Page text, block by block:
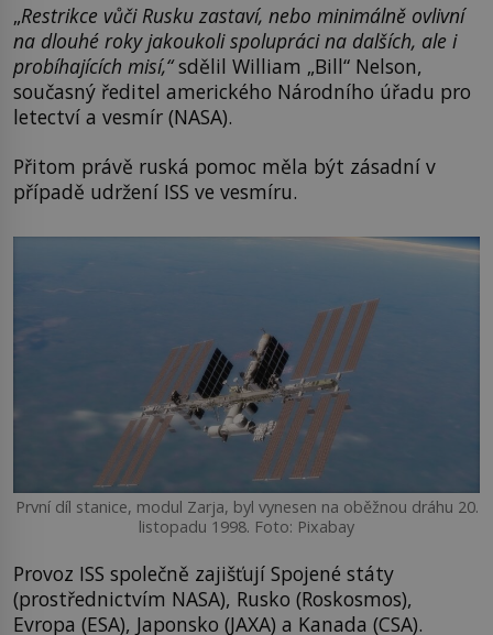
„Restrikce vůči Rusku zastaví, nebo minimálně ovlivní
na dlouhé roky jakoukoli spolupráci na dalších, ale i
probíhajících misí,“sdělil William „Bill“ Nelson,
současný ředitel amerického Národního úřadu pro
letectví a vesmír (NASA).
Přitom právě ruská pomoc měla být zásadní v
případě udržení ISS ve vesmíru.
První díl stanice, modul Zarja, byl vynesen na oběžnou dráhu 20.
listopadu 1998. Foto: Pixabay
Provoz ISS společně zajišťují Spojené státy
(prostřednictvím NASA), Rusko (Roskosmos),
Evropa (ESA), Japonsko (JAXA) a Kanada (CSA).